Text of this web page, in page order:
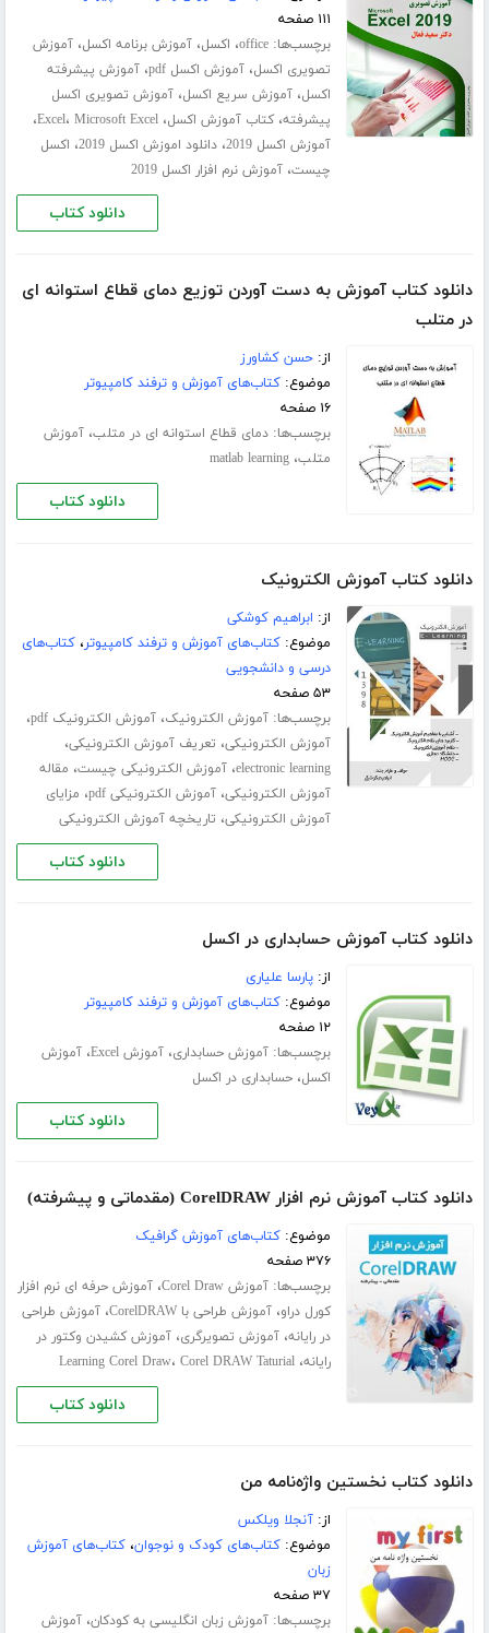
۱۱۱ صفحه
برچسب‌ها:office، اکسل،آموزش برنامه اکسل،آموزش
تصویری اکسل،آموزش اکسل pdf ،آموزش پیشرفته
اکسل،آموزش سریع اکسل،آموزش تصویری اکسل
پیشرفته،کتاب آموزش اکسل، Excel، Microsoft Excel ،
آموزش اکسل 2019 ،دانلود اموزش اکسل 2019 ، اکسل
چیست،آموزش نرم افزار اکسل 2019
دانلود کتاب
دانلود کتاب آموزش به دست آوردن توزیع دمای قطاع استوانه ای
در متلب
از:حسن کشاورز
موضوع:کتاب‌های آموزش و ترفند کامپیوتر
۱۶ صفحه
برچسب‌ها:دمای قطاع استوانه ای در متلب،آموزش
متلب،matlab learning
دانلود کتاب
دانلود کتاب آموزش الکترونیک
از: ابراهیم کوشکی
موضوع:کتاب‌های آموزش و ترفند کامپیوتر،کتاب‌های
درسی و دانشجویی
۵۳ صفحه
برچسب‌ها:آموزش الکترونیک،آموزش الکترونیک pdf ،
آموزش الکترونیکی، تعریف آموزش الکترونیکی،
electronic learning،آموزش الکترونیکی چیست، مقاله
آموزش الکترونیکی،آموزش الکترونیکی pdf ، مزایای
آموزش الکترونیکی، تاریخچه آموزش الکترونیکی
دانلود کتاب
دانلود کتاب آموزش حسابداری در اکسل
از:پارسا علیاری
موضوع:کتاب‌های آموزش و ترفند کامپیوتر
۱۲ صفحه
برچسب‌ها:آموزش حسابداری،آموزش Excel ،آموزش
اکسل،حسابداری در اکسل
دانلود کتاب
دانلود کتاب آموزش نرم افزار CorelDRAW (مقدماتی و پیشرفته)
موضوع:کتاب‌های آموزش گرافیک
۳۷۶ صفحه
برچسب‌ها:آموزش Corel Draw ،آموزش حرفه ای نرم افزار
کورل دراو،آموزش طراحی با CorelDRAW ،آموزش طراحی
در رایانه،آموزش تصویرگری،آموزش کشیدن وکتور در
رایانه، Learning Corel Draw، Corel DRAW Taturial
دانلود کتاب
دانلود کتاب نخستین واژه‌نامه من
از:آنجلا ویلکس
موضوع:کتاب‌های کودک و نوجوان،کتاب‌های آموزش
زبان
۳۷ صفحه
برچسب‌ها:آموزش زبان انگلیسی به کودکان،آموزش